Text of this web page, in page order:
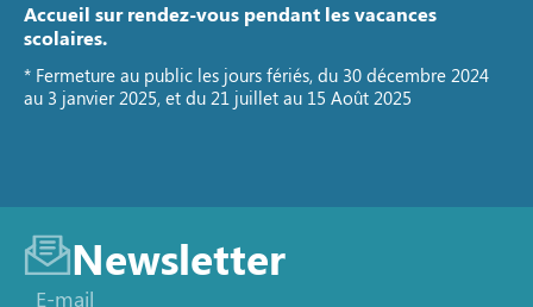
Accueil sur rendez-vous pendant les vacances
scolaires.
* Fermeture au public les jours fériés, du 30 décembre 2024
au 3 janvier 2025, et du 21 juillet au 15 Août 2025
Newsletter